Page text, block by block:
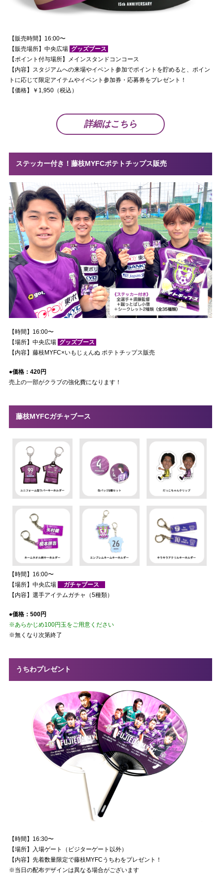
【販売時間】16:00〜
【販売場所】中央広場 グッズブース
【ポイント付与場所】メインスタンドコンコース
【内容】スタジアムへの来場やイベント参加でポイントを貯めると、ポイン
トに応じて限定アイテムやイベント参加券・応募券をプレゼント！
【価格】￥1,950（税込）
詳細はこちら
ステッカー付き！藤枝MYFCポテトチップス販売
【時間】16:00〜
【場所】中央広場 グッズブース
【内容】藤枝MYFC×いもじぇんぬ ポテトチップス販売
●価格：420円
売上の一部がクラブの強化費になります！
藤枝MYFCガチャブース
【時間】16:00〜
【場所】中央広場
ガチャブース
【内容】選手アイテムガチャ（5種類）
●価格：500円
※あらかじめ100円玉をご用意ください
※無くなり次第終了
うちわプレゼント
【時間】16:30〜
【場所】入場ゲート（ビジターゲート以外）
【内容】先着数量限定で藤枝MYFCうちわをプレゼント！
※当日の配布デザインは異なる場合がございます